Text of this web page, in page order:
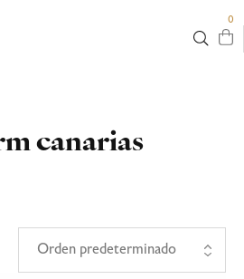
0
canarias